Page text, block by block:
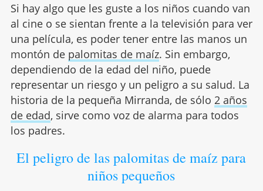
Si hay algo que les guste a los niños cuando van
al cine o se sientan frente a la televisión para ver
una película, es poder tener entre las manos un
montón de palomitas de maíz. Sin embargo,
dependiendo de la edad del niño, puede
representar un riesgo y un peligro a su salud. La
historia de la pequeña Mirranda, de sólo 2 años
de edad, sirve como voz de alarma para todos
los padres.
El peligro de las palomitas de maíz para
niños pequeños